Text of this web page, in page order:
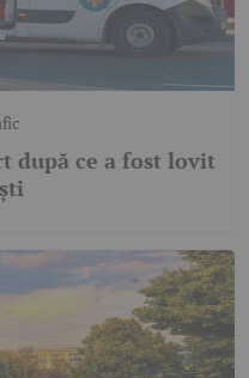
după ce a fost lovit